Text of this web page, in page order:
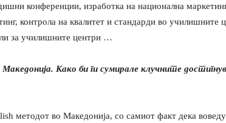
конференции, изработка на национална маркетинг
контрола на квалитет и стандарди во училишните
за училишните центри …
Како би ги сумирале клучните
методот во Македонија, со самиот факт дека